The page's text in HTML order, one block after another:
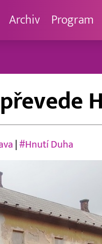
Archiv Program
#Hnutí Duha